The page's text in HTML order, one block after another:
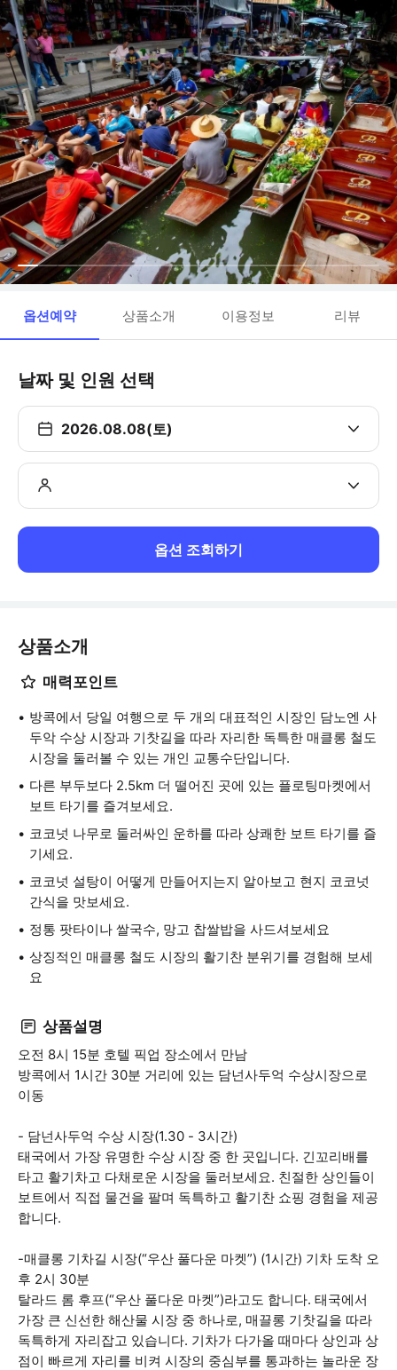
옵션예약 상품소개 이용정보 리뷰
날짜 및 인원 선택
2026.08.08(토)
옵션 조회하기
상품소개
매력포인트
방콕에서 당일 여행으로 두 개의 대표적인 시장인 담노엔 사
두악 수상 시장과 기찻길을 따라 자리한 독특한 매클롱 철도
시장을 둘러볼 수 있는 개인 교통수단입니다.
다른 부두보다 2.5km 더 떨어진 곳에 있는 플로팅마켓에서
보트 타기를 즐겨보세요.
코코넛 나무로 둘러싸인 운하를 따라 상쾌한 보트 타기를 즐
기세요.
코코넛 설탕이 어떻게 만들어지는지 알아보고 현지 코코넛
간식을 맛보세요.
정통 팟타이나 쌀국수, 망고 찹쌀밥을 사드셔보세요
상징적인 매클롱 철도 시장의 활기찬 분위기를 경험해 보세
요
상품설명
오전 8시 15분 호텔 픽업 장소에서 만남
방콕에서 1시간 30분 거리에 있는 담넌사두억 수상시장으로
이동
- 담넌사두억 수상 시장(1.30 - 3시간)
태국에서 가장 유명한 수상 시장 중 한 곳입니다. 긴꼬리배를
타고 활기차고 다채로운 시장을 둘러보세요. 친절한 상인들이
보트에서 직접 물건을 팔며 독특하고 활기찬 쇼핑 경험을 제공
합니다.
-매클롱 기차길 시장(“우산 풀다운 마켓”) (1시간) 기차 도착 오
후 2시 30분
탈라드 롬 후프(“우산 풀다운 마켓”)라고도 합니다. 태국에서
가장 큰 신선한 해산물 시장 중 하나로, 매끌롱 기찻길을 따라
독특하게 자리잡고 있습니다. 기차가 다가올 때마다 상인과 상
점이 빠르게 자리를 비켜 시장의 중심부를 통과하는 놀라운 장